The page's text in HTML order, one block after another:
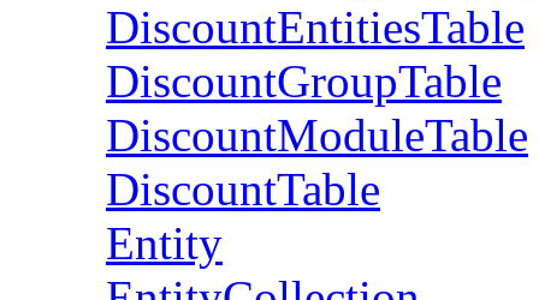
DiscountEntitiesTable
DiscountGroupTable
DiscountModuleTable
DiscountTable
Entity